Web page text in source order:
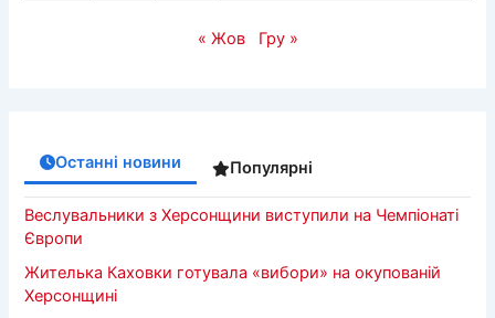
« Жов Гру »
Останні новини Популярні
Веслувальники з Херсонщини виступили на Чемпіонаті
Європи
Жителька Каховки готувала «вибори» на окупованій
Херсонщині